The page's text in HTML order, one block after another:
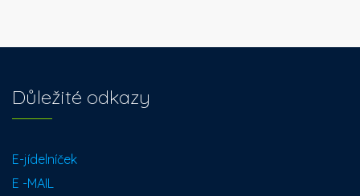
Důležité odkazy
E-jídelníček
E -MAIL